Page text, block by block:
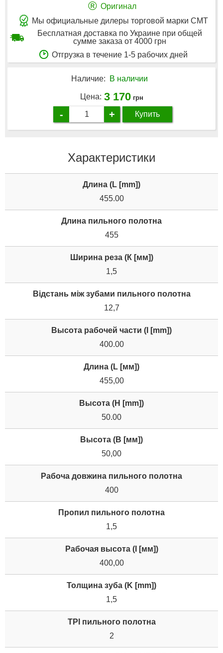
® Оригинал
Мы официальные дилеры торговой марки CMT
Бесплатная доставка по Украине при общей
сумме заказа от 4000 грн
Отгрузка в течение 1-5 рабочих дней
Наличие: В наличии
Цена: 3 170 грн
- + Купить
Характеристики
Длина (L [mm])
455.00
Длина пильного полотна
455
Ширина реза (К [мм])
1,5
Відстань між зубами пильного полотна
12,7
Высота рабочей части (I [mm])
400.00
Длина (L [мм])
455,00
Высота (H [mm])
50.00
Высота (В [мм])
50,00
Рабоча довжина пильного полотна
400
Пропил пильного полотна
1,5
Рабочая высота (I [мм])
400,00
Толщина зуба (K [mm])
1,5
TPI пильного полотна
2